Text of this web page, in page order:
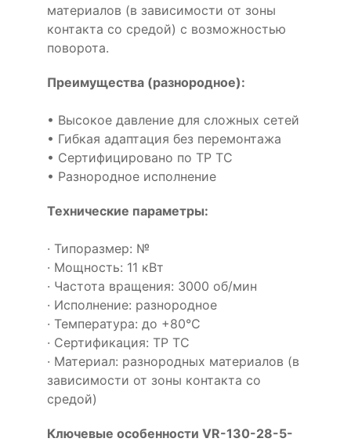
материалов (в зависимости от зоны
контакта со средой) с возможностью
поворота.
Преимущества (разнородное):
• Высокое давление для сложных сетей
• Гибкая адаптация без перемонтажа
• Сертифицировано по ТР ТС
• Разнородное исполнение
Технические параметры:
· Типоразмер: №
· Мощность: 11 кВт
· Частота вращения: 3000 об/мин
· Исполнение: разнородное
· Температура: до +80°С
· Сертификация: ТР ТС
· Материал: разнородных материалов (в
зависимости от зоны контакта со
средой)
Ключевые особенности VR-130-28-5-